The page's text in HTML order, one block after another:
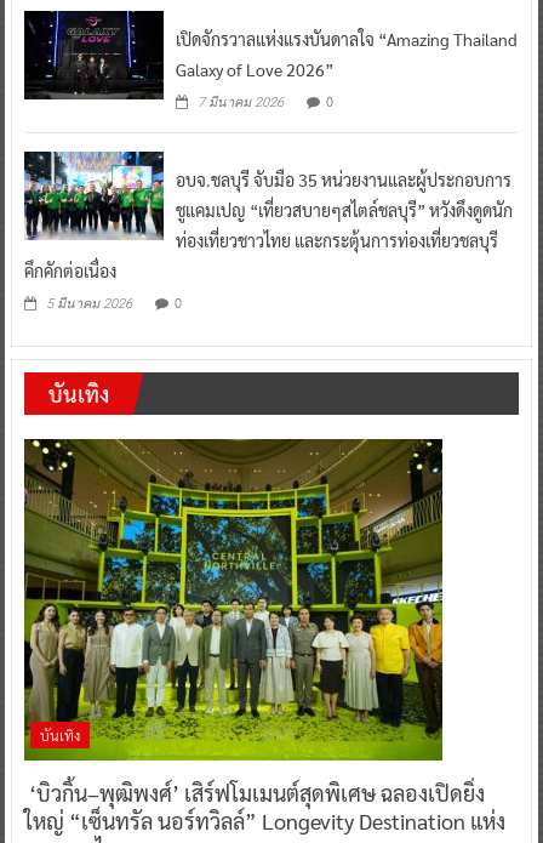
เปิดจักรวาลแห่งแรงบันดาลใจ “Amazing Thailand
Galaxy of Love 2026”
7 มีนาคม 2026 0
อบจ.ชลบุรี จับมือ 35 หน่วยงานและผู้ประกอบการ
ชูแคมเปญ “เที่ยวสบายๆสไตล์ชลบุรี” หวังดึงดูดนัก
ท่องเที่ยวชาวไทย และกระตุ้นการท่องเที่ยวชลบุรี
คึกคักต่อเนื่อง
5 มีนาคม 2026 0
บันเทิง
บันเทิง
‘บิวกิ้น–พุฒิพงศ์’ เสิร์ฟโมเมนต์สุดพิเศษ ฉลองเปิดยิ่ง
ใหญ่ “เซ็นทรัล นอร์ทวิลล์” Longevity Destination แห่ง